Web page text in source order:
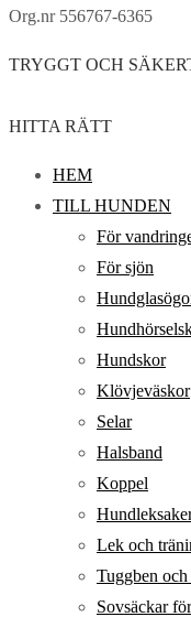
Org.nr 556767-6365
TRYGGT OCH
HITTA RÄTT
HEM
TILL HUNDEN
För
För sjön
Hundskor
Klövjeväskor
Selar
Halsband
Koppel
Lek och
Tuggben
Sovsäckar